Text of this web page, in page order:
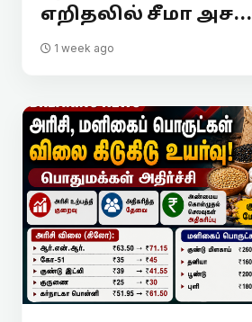
எறிதலில் சீமா அச...
1 week ago